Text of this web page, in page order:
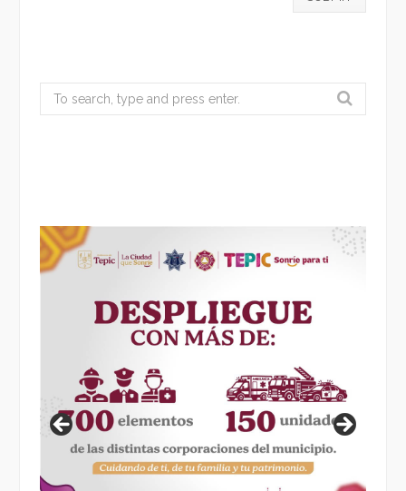
Search
for: